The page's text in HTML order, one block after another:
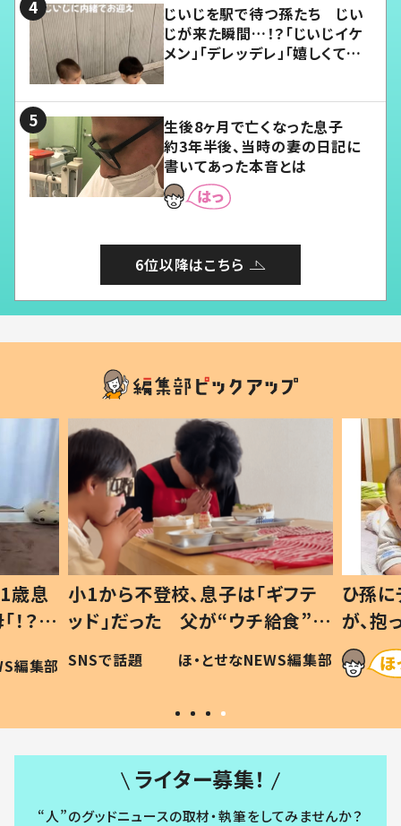
じいじを駅で待つ孫たち じい
じが来た瞬間…！？「じいじイケ
メン」「デレッデレ」「嬉しくて可
生後8ヶ月で亡くなった息子
約3年半後、当時の妻の日記に
書いてあった本音とは
6位以降はこちら
歳息
？」
編集部
小1から不登校、息子は「ギフテ
ッド」だった 父が“ウチ給食”を
作り続ける理由とは #令和の親
#令和の子
SNSで話題 ほ・とせなNEWS編集部
ひ孫
が、
「涙が
い」
ライター募集！
“人”のグッドニュースの取材・執筆をしてみませんか？